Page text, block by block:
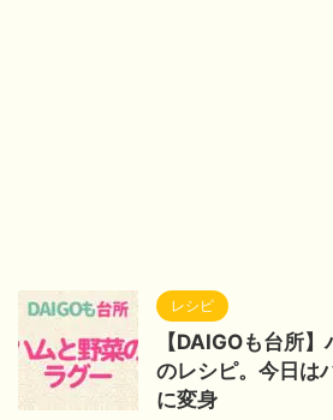
レシピ
【DAIGOも台所
のレシピ。今日は
に変身